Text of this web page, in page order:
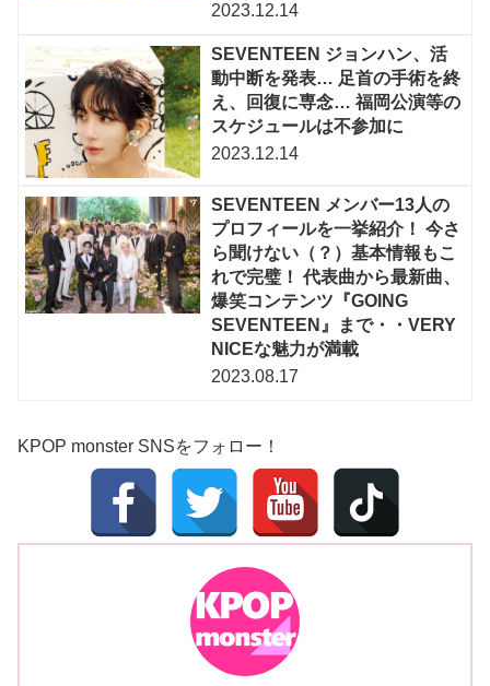
2023.12.14
SEVENTEEN ジョンハン、活
動中断を発表… 足首の手術を終
え、回復に専念… 福岡公演等の
スケジュールは不参加に
2023.12.14
SEVENTEEN メンバー13人の
プロフィールを一挙紹介！ 今さ
ら聞けない（？）基本情報もこ
れで完璧！ 代表曲から最新曲、
爆笑コンテンツ『GOING
SEVENTEEN』まで・・VERY
NICEな魅力が満載
2023.08.17
KPOP monster SNSをフォロー！